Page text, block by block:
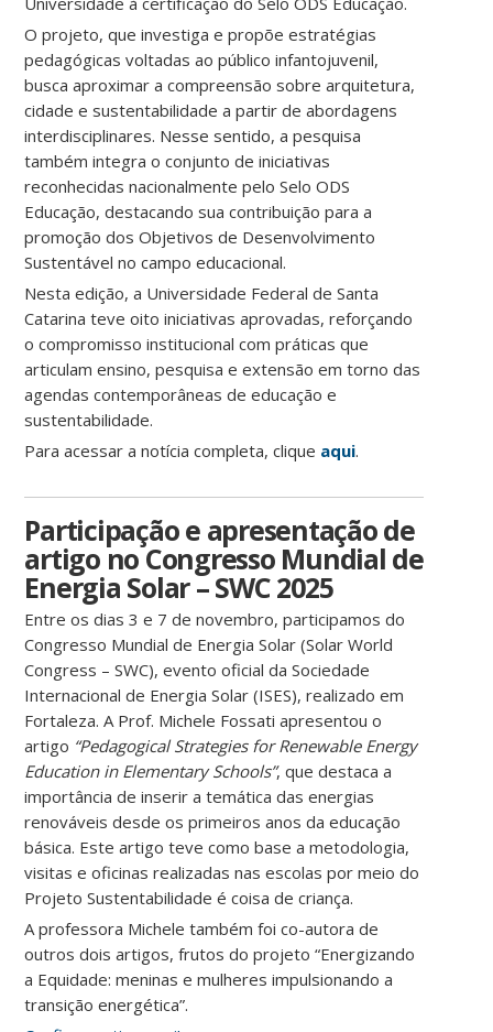
O projeto, que investiga e propõe estratégias
pedagógicas voltadas ao público infantojuvenil,
busca aproximar a compreensão sobre arquitetura,
cidade e sustentabilidade a partir de abordagens
interdisciplinares. Nesse sentido, a pesquisa
também integra o conjunto de iniciativas
reconhecidas nacionalmente pelo Selo ODS
Educação, destacando sua contribuição para a
promoção dos Objetivos de Desenvolvimento
Sustentável no campo educacional.
Nesta edição, a Universidade Federal de Santa
Catarina teve oito iniciativas aprovadas, reforçando
o compromisso institucional com práticas que
articulam ensino, pesquisa e extensão em torno das
agendas contemporâneas de educação e
sustentabilidade.
Para acessar a notícia completa, clique aqui.
Participação e apresentação de
artigo no Congresso Mundial de
Energia Solar – SWC 2025
Entre os dias 3 e 7 de novembro, participamos do
Congresso Mundial de Energia Solar (Solar World
Congress – SWC), evento oficial da Sociedade
Internacional de Energia Solar (ISES), realizado em
Fortaleza. A Prof. Michele Fossati apresentou o
artigo “Pedagogical Strategies for Renewable Energy
Education in Elementary Schools”, que destaca a
importância de inserir a temática das energias
renováveis desde os primeiros anos da educação
básica. Este artigo teve como base a metodologia,
visitas e oficinas realizadas nas escolas por meio do
Projeto Sustentabilidade é coisa de criança.
A professora Michele também foi co-autora de
outros dois artigos, frutos do projeto “Energizando
a Equidade: meninas e mulheres impulsionando a
transição energética”.